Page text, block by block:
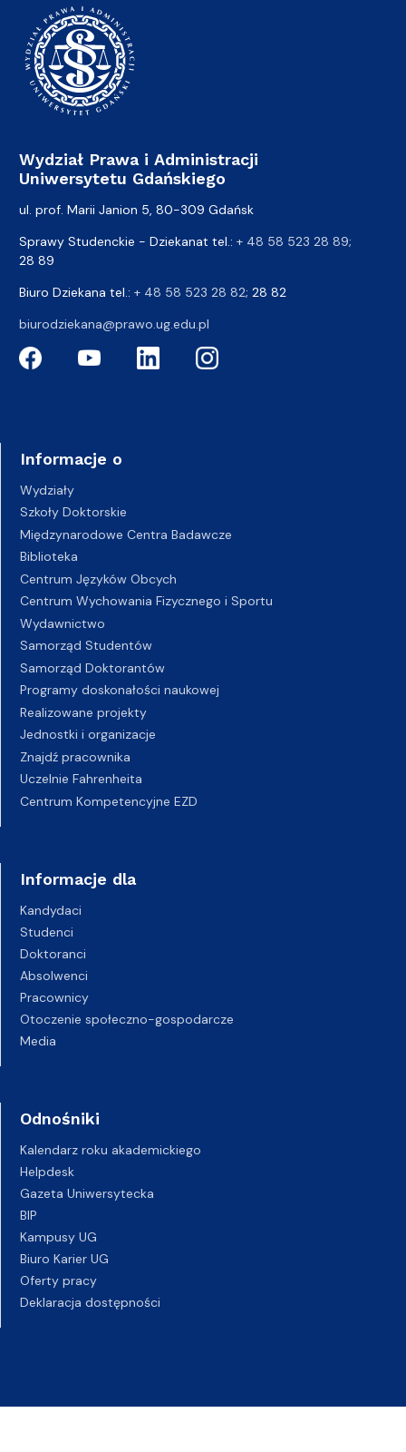
Wydział Prawa i Administracji
Uniwersytetu Gdańskiego
ul. prof. Marii Janion 5, 80-309 Gdańsk
Sprawy Studenckie - Dziekanat tel.: + 48 58 523 28 89;
28 89
Biuro Dziekana tel.: + 48 58 523 28 82; 28 82
biurodziekana@prawo.ug.edu.pl
Informacje o
Wydziały
Szkoły Doktorskie
Międzynarodowe Centra Badawcze
Biblioteka
Centrum Języków Obcych
Centrum Wychowania Fizycznego i Sportu
Wydawnictwo
Samorząd Studentów
Samorząd Doktorantów
Programy doskonałości naukowej
Realizowane projekty
Jednostki i organizacje
Znajdź pracownika
Uczelnie Fahrenheita
Centrum Kompetencyjne EZD
Informacje dla
Kandydaci
Studenci
Doktoranci
Absolwenci
Pracownicy
Otoczenie społeczno-gospodarcze
Media
Odnośniki
Kalendarz roku akademickiego
Helpdesk
Gazeta Uniwersytecka
BIP
Kampusy UG
Biuro Karier UG
Oferty pracy
Deklaracja dostępności